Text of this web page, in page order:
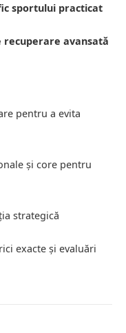
sportului practicat
recuperare avansată
pentru a evita
și core pentru
strategică
exacte și evaluări